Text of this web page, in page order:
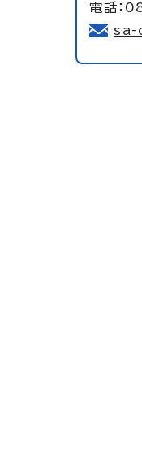
電話：